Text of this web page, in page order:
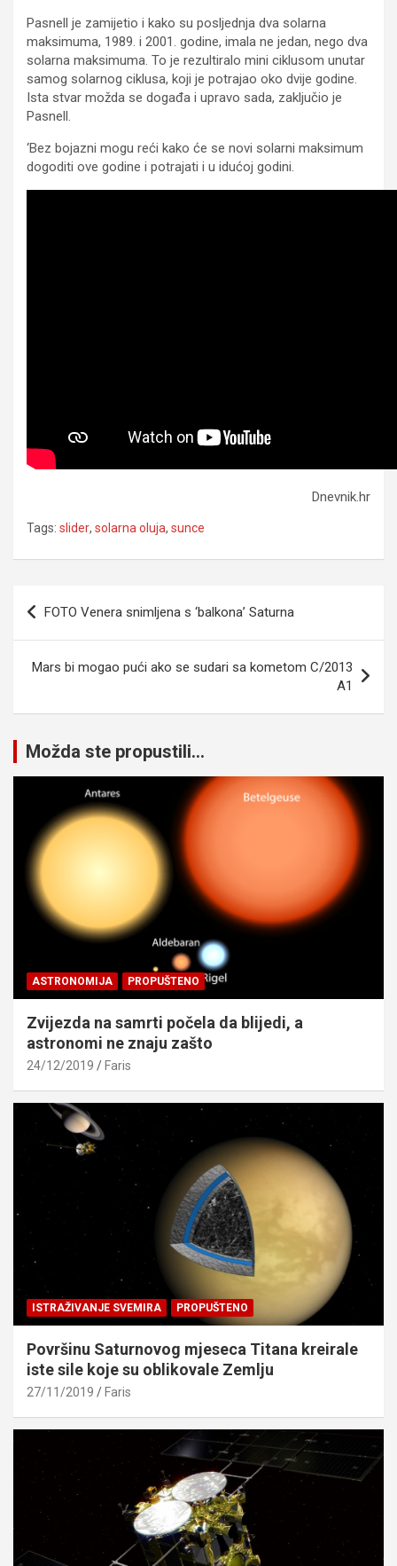
Pasnell je zamijetio i kako su posljednja dva solarna
maksimuma, 1989. i 2001. godine, imala ne jedan, nego dva
solarna maksimuma. To je rezultiralo mini ciklusom unutar
samog solarnog ciklusa, koji je potrajao oko dvije godine.
Ista stvar možda se događa i upravo sada, zaključio je
Pasnell.
‘Bez bojazni mogu reći kako će se novi solarni maksimum
dogoditi ove godine i potrajati i u idućoj godini.
Dnevnik.hr
Tags: slider, solarna oluja, sunce
Navigacija
članaka
FOTO Venera snimljena s ‘balkona’ Saturna
Mars bi mogao pući ako se sudari sa kometom C/2013
A1
Možda ste propustili...
ASTRONOMIJA PROPUŠTENO
Zvijezda na samrti počela da blijedi, a
astronomi ne znaju zašto
24/12/2019 Faris
ISTRAŽIVANJE SVEMIRA PROPUŠTENO
Površinu Saturnovog mjeseca Titana kreirale
iste sile koje su oblikovale Zemlju
27/11/2019 Faris